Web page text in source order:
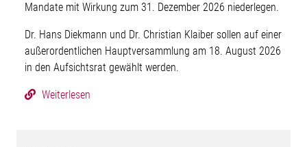
Mandate mit Wirkung zum 31. Dezember 2026 niederlegen.
Dr. Hans Diekmann und Dr. Christian Klaiber sollen auf einer
außerordentlichen Hauptversammlung am 18. August 2026
in den Aufsichtsrat gewählt werden.
Weiterlesen